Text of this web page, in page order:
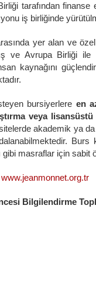
tarafından
iş birliğinde
yer alan ve
ve Avrupa Birliği ile
kaynağını
bursiyerlere en
veya
akademik ya
masraflar için sabit
www.jeanmonnet.org.tr
Bilgilendirme